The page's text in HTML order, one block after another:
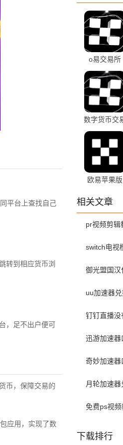
平台上查找自己
转到相应货币浏
，足不出户便可
币，保障交易的
应用，实现了数
o易交易所
6.182.0 安卓
数字货币交
所 6.182.0 安
卓版
欧易苹果版
相关文章
下载排行